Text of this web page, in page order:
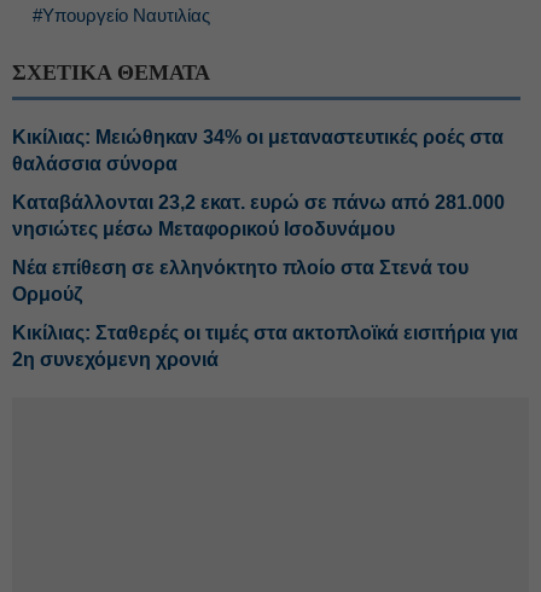
#Υπουργείο Ναυτιλίας
ΣΧΕΤΙΚΑ ΘΕΜΑΤΑ
Κικίλιας: Μειώθηκαν 34% οι μεταναστευτικές ροές στα
θαλάσσια σύνορα
Καταβάλλονται 23,2 εκατ. ευρώ σε πάνω από 281.000
νησιώτες μέσω Μεταφορικού Ισοδυνάμου
Νέα επίθεση σε ελληνόκτητο πλοίο στα Στενά του
Ορμούζ
Κικίλιας: Σταθερές οι τιμές στα ακτοπλοϊκά εισιτήρια για
2η συνεχόμενη χρονιά